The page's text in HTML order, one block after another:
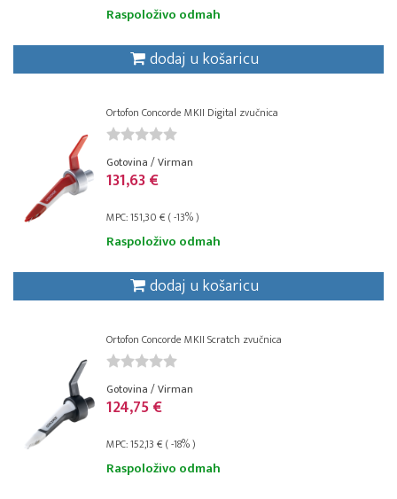
Raspoloživo odmah
dodaj u košaricu
Ortofon Concorde MKII Digital zvučnica
Gotovina / Virman
131,63 €
MPC: 151,30 € ( -13% )
Raspoloživo odmah
dodaj u košaricu
Ortofon Concorde MKII Scratch zvučnica
Gotovina / Virman
124,75 €
MPC: 152,13 € ( -18% )
Raspoloživo odmah